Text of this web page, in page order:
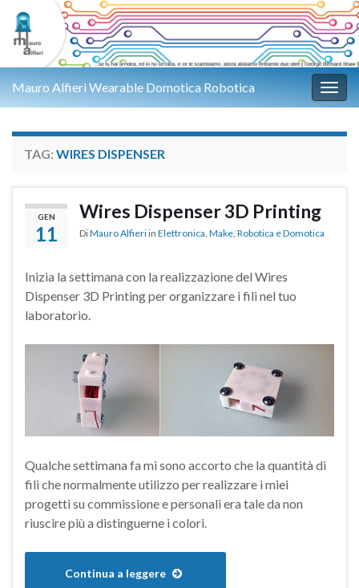
Mauro Alfieri Wearable Domotica Robotica
TAG: WIRES DISPENSER
GEN
11
Wires Dispenser 3D Printing
DiMauro Alfieri in Elettronica, Make, Robotica e Domotica
Inizia la settimana con la realizzazione del Wires
Dispenser 3D Printing per organizzare i fili nel tuo
laboratorio.
Qualche settimana fa mi sono accorto che la quantità di
fili che normalmente utilizzo per realizzare i miei
progetti su commissione e personali era tale da non
riuscire più a distinguerne i colori.
Continua a leggere